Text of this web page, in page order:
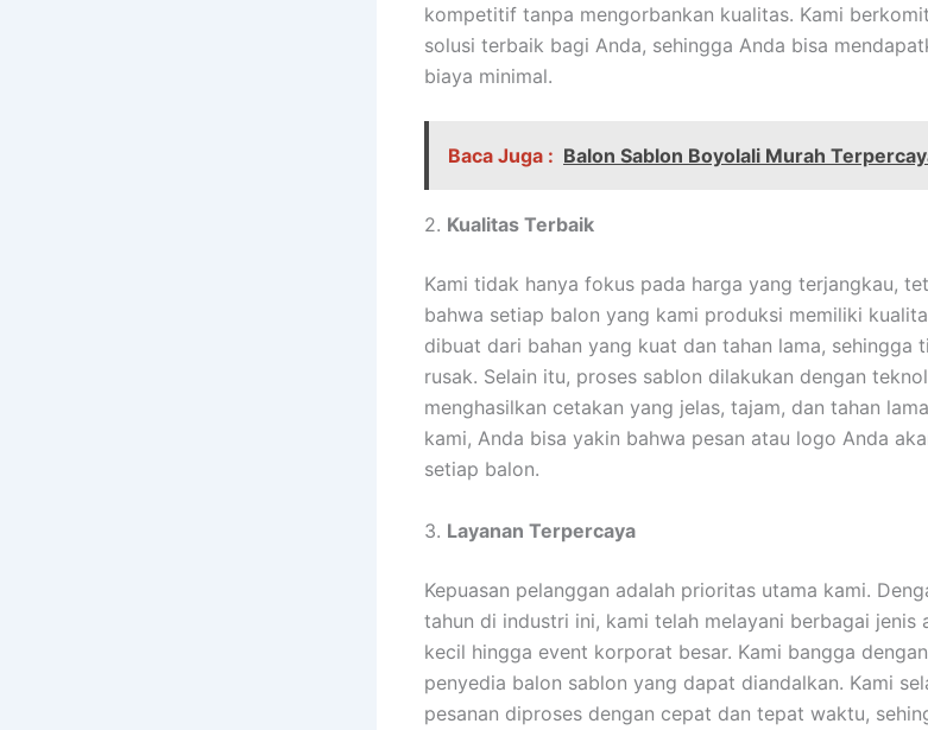
kompetitif tanpa mengorbankan kualitas. Kami
solusi terbaik bagi Anda, sehingga Anda bisa
biaya minimal.
Baca Juga : Balon Sablon Boyolali Murah
2. Kualitas Terbaik
Kami tidak hanya fokus pada harga yang terjangkau,
bahwa setiap balon yang kami produksi memiliki
dibuat dari bahan yang kuat dan tahan lama, sehingga
rusak. Selain itu, proses sablon dilakukan dengan
menghasilkan cetakan yang jelas, tajam, dan tahan
kami, Anda bisa yakin bahwa pesan atau logo Anda
setiap balon.
3. Layanan Terpercaya
Kepuasan pelanggan adalah prioritas utama kami.
tahun di industri ini, kami telah melayani berbagai jenis
kecil hingga event korporat besar. Kami bangga
penyedia balon sablon yang dapat diandalkan. Kami
pesanan diproses dengan cepat dan tepat waktu,